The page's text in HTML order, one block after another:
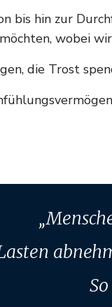
bis hin zur
wobei
die Trost